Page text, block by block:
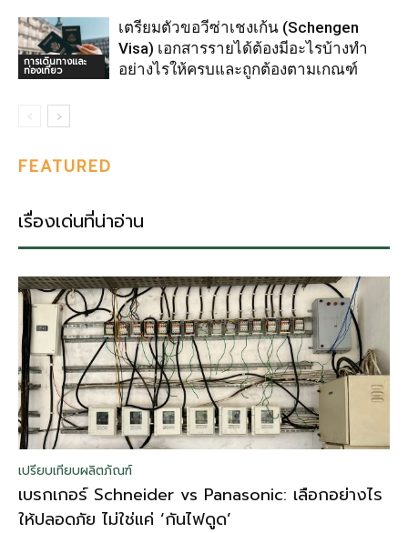
การเดินทางและ
ท่องเที่ยว
เตรียมตัวขอวีซ่าเชงเก้น (Schengen
Visa) เอกสารรายได้ต้องมีอะไรบ้างทำ
อย่างไรให้ครบและถูกต้องตามเกณฑ์
FEATURED
เรื่องเด่นที่น่าอ่าน
เปรียบเทียบผลิตภัณฑ์
เบรกเกอร์ Schneider vs Panasonic: เลือกอย่างไร
ให้ปลอดภัย ไม่ใช่แค่ ‘กันไฟดูด’